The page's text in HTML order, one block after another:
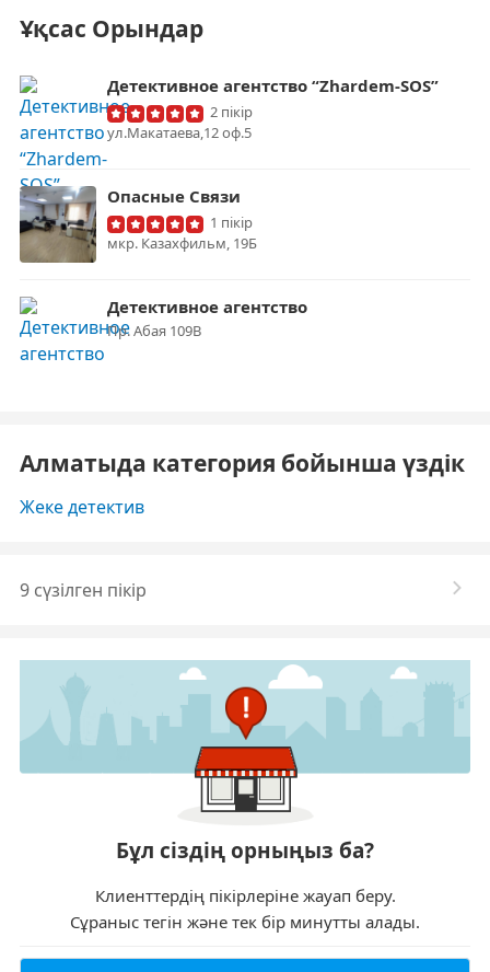
Ұқсас Орындар
Детективное агентство “Zhardem-SOS”
2 пікір
ул.Макатаева,12 оф.5
Опасные Связи
1 пікір
​мкр. Казахфильм, 19Б
Детективное агентство
Пр. Абая 109В
Алматыда категория бойынша үздік
Жеке детектив
9 сүзілген пікір
Бұл сіздің орныңыз ба?
Клиенттердің пікірлеріне жауап беру.
Сұраныс тегін және тек бір минутты алады.